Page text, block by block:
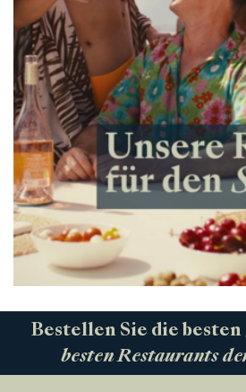
Bestellen Sie die besten
besten Restaurants